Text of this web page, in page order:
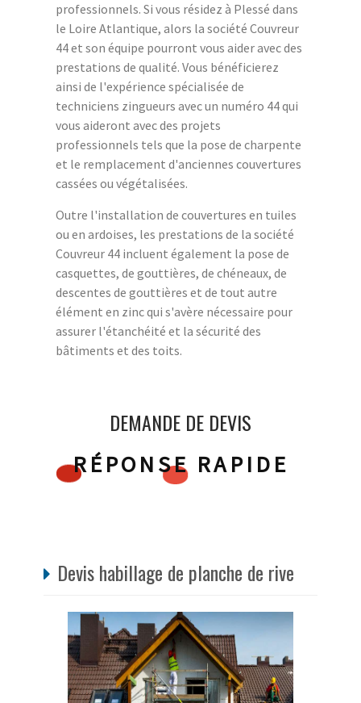
professionnels. Si vous résidez à Plessé dans
le Loire Atlantique, alors la société Couvreur
44 et son équipe pourront vous aider avec des
prestations de qualité. Vous bénéficierez
ainsi de l'expérience spécialisée de
techniciens zingueurs avec un numéro 44 qui
vous aideront avec des projets
professionnels tels que la pose de charpente
et le remplacement d'anciennes couvertures
cassées ou végétalisées.
Outre l'installation de couvertures en tuiles
ou en ardoises, les prestations de la société
Couvreur 44 incluent également la pose de
casquettes, de gouttières, de chéneaux, de
descentes de gouttières et de tout autre
élément en zinc qui s'avère nécessaire pour
assurer l'étanchéité et la sécurité des
bâtiments et des toits.
DEMANDE DE DEVIS
RÉPONSE RAPIDE
Devis habillage de planche de rive